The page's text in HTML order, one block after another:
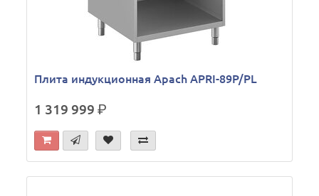
Плита индукционная Apach APRI-89P/PL
1 319 999р.